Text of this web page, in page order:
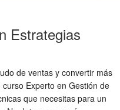
Estrategias
de ventas y convertir más
Experto en Gestión de
que necesitas para un